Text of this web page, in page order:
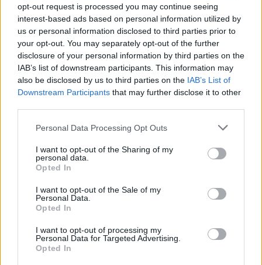
opt-out request is processed you may continue seeing
interest-based ads based on personal information utilized by
us or personal information disclosed to third parties prior to
your opt-out. You may separately opt-out of the further
disclosure of your personal information by third parties on the
IAB’s list of downstream participants. This information may
also be disclosed by us to third parties on the IAB’s List of
Downstream Participants that may further disclose it to other
Personal Data Processing Opt Outs
I want to opt-out of the Sharing of my
personal data.
Opted In
I want to opt-out of the Sale of my
Personal Data.
Opted In
I want to opt-out of processing my
Personal Data for Targeted Advertising.
Opted In
PDF (Lazarus)
PUSL (D. Voiculescu)
PNȚCD (Pavelescu)
PNCR (Terheș)
Partidul Patrioților (Surugiu)
FAR (Coarnă)
Altul
Arhiva sondajelor